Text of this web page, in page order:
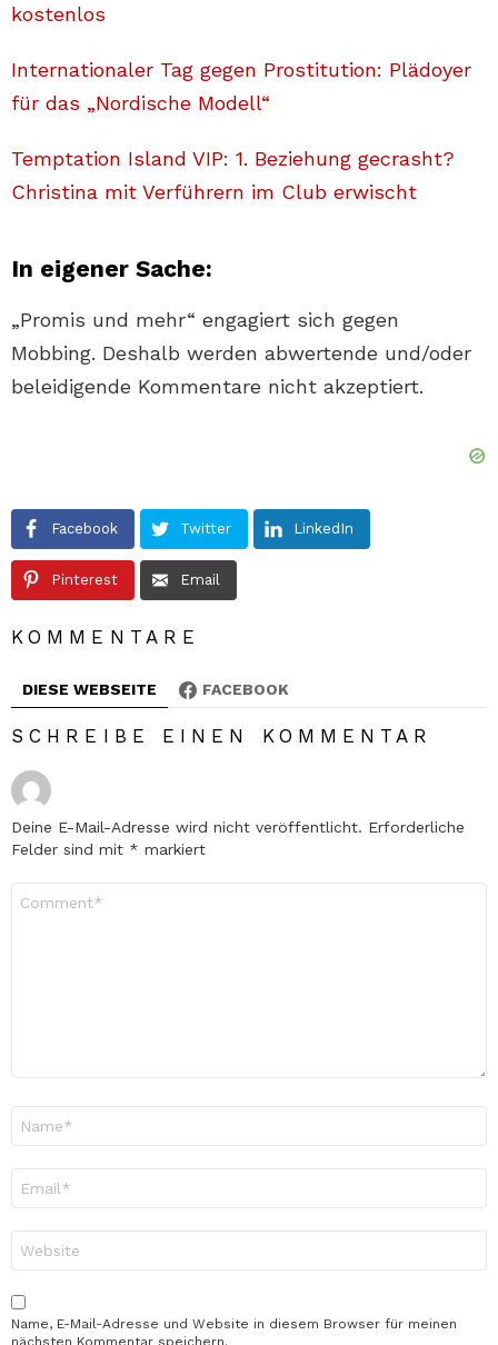
kostenlos
Internationaler Tag gegen Prostitution: Plädoyer
für das „Nordische Modell“
Temptation Island VIP: 1. Beziehung gecrasht?
Christina mit Verführern im Club erwischt
In eigener Sache:
„Promis und mehr“ engagiert sich gegen
Mobbing. Deshalb werden abwertende und/oder
beleidigende Kommentare nicht akzeptiert.
Facebook Twitter LinkedIn
Pinterest Email
KOMMENTARE
DIESE WEBSEITE FACEBOOK
SCHREIBE EINEN KOMMENTAR
Deine E-Mail-Adresse wird nicht veröffentlicht. Erforderliche
Felder sind mit * markiert
Mail-
Adresse
*
Name, E-Mail-Adresse und Website in diesem Browser für meinen
nächsten Kommentar speichern.